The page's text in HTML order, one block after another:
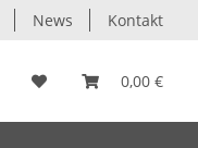
News Kontakt
0,00 €